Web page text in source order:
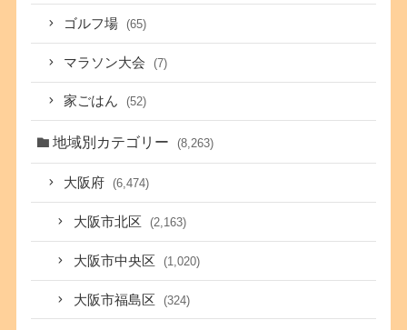
ゴルフ場 (65)
マラソン大会 (7)
家ごはん (52)
地域別カテゴリー (8,263)
大阪府 (6,474)
大阪市北区 (2,163)
大阪市中央区 (1,020)
大阪市福島区 (324)